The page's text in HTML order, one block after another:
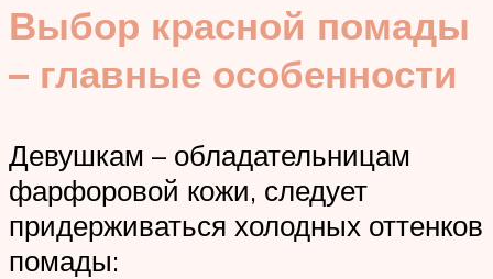
Выбор красной помады
– главные особенности
Девушкам – обладательницам
фарфоровой кожи, следует
придерживаться холодных оттенков
помады: